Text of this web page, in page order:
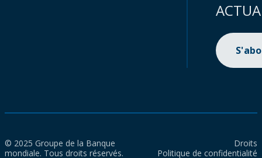
© 2025 Groupe de la Banque
mondiale. Tous droits réservés.
Droits
Politique de confidentialité